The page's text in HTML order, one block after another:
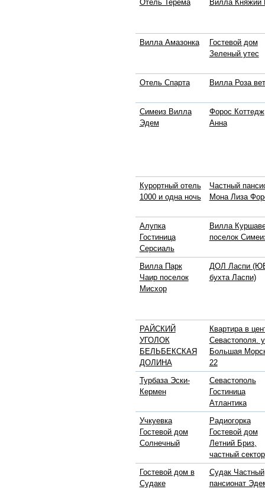
Отель Терема Вилла Княжий
Вилла Амазонка
Гостевой дом
Зеленый утес
Отель Спарта Вилла Роза
Симеиз Вилла
Эдем
Форос Коттедж
Анна
Курортный отель
1000 и одна ночь
Частный
Мона Лиза
Алупка
Гостиница
Серсиаль
Вилла
поселок
Вилла Парк
Чаир поселок
Мисхор
ДОЛ Ласпи
бухта Ласпи)
РАЙСКИЙ
УГОЛОК
БЕЛЬБЕКСКАЯ
ДОЛИНА
Квартира в
Севастополя.
Большая
22
Турбаза Эски-
Кермен
Севастополь
Гостиница
Атлантика
Учкуевка
Гостевой дом
Солнечный
Радиогорка
Гостевой дом
Летний Бриз,
частный сектор
Гостевой дом в
Судаке
Судак Частный
пансионат